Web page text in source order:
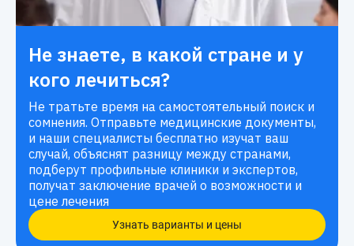
Не знаете, в какой стране и у
кого лечиться?
Не тратьте время на самостоятельный поиск и
сомнения. Отправьте медицинские документы,
и наши специалисты бесплатно изучат ваш
случай, объяснят разницу между странами,
подберут профильные клиники и экспертов,
получат заключение врачей о возможности и
цене лечения
Узнать варианты и цены